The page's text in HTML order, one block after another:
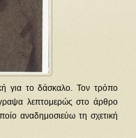
για το δάσκαλο. Τον τρόπο
λεπτομερώς στο άρθρο
αναδημοσιεύω τη σχετική